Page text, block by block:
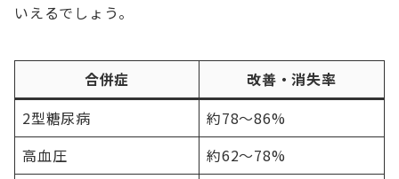
いえるでしょう。
合併症
改善・消失率
2型糖尿病
約78～86%
高血圧
約62～78%